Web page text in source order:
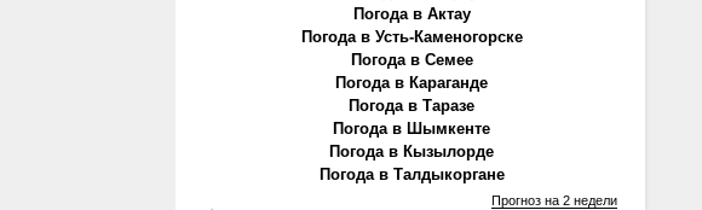
Погода в Актау
Погода в Усть-Каменогорске
Погода в Семее
Погода в Караганде
Погода в Таразе
Погода в Шымкенте
Погода в Кызылорде
Погода в Талдыкоргане
Прогноз на 2 недели